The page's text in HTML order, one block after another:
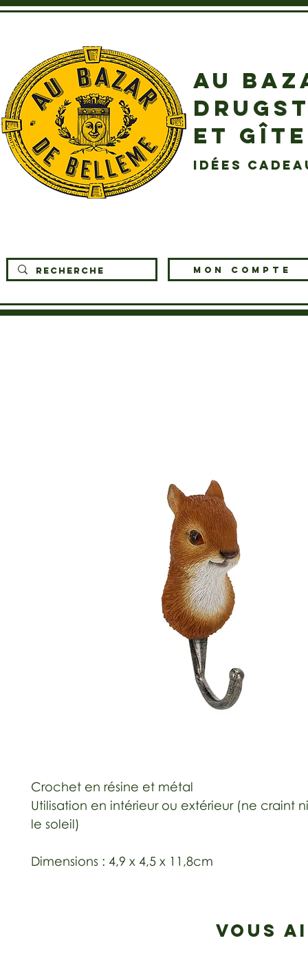
AU
ET
idées
MON COMPTE
Crochet en résine et métal
Utilisation en intérieur ou extérieur (ne craint
le soleil)
Dimensions : 4,9 x 4,5 x 11,8cm
VOUS